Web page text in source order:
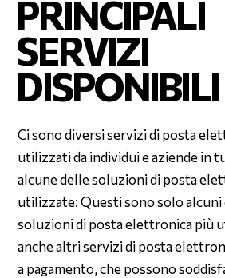
PRINCIPALI
SERVIZI
DISPONIBILI
Ci sono diversi servizi di posta
utilizzati da individui e aziende in
alcune delle soluzioni di posta
utilizzate: Questi sono solo alcuni
soluzioni di posta elettronica più
anche altri servizi di posta
a pagamento, che possono